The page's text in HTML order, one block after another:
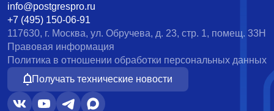
info@postgrespro.ru
+7 (495) 150-06-91
117630, г. Москва, ул. Обручева, д. 23, стр. 1, помещ. 33Н
Правовая информация
Политика в отношении обработки персональных данных
Получать технические новости